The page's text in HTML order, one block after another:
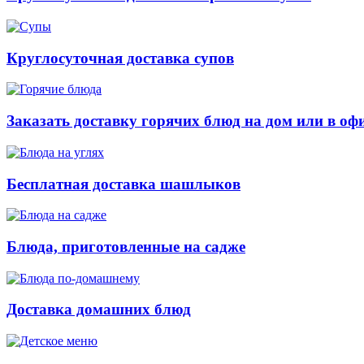
Круглосуточная доставка супов
Заказать доставку горячих блюд на дом или в
Бесплатная доставка шашлыков
Блюда, приготовленные на садже
Доставка домашних блюд